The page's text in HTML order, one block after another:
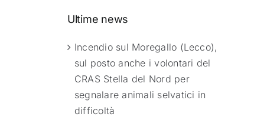
Ultime news
Incendio sul Moregallo (Lecco),
sul posto anche i volontari del
CRAS Stella del Nord per
segnalare animali selvatici in
difficoltà